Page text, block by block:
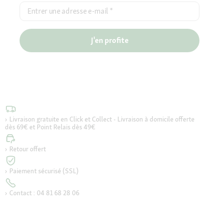
Entrer une adresse e-mail *
J'en profite
Livraison gratuite en Click et Collect - Livraison à domicile offerte
dès 69€ et Point Relais dès 49€
Retour offert
Paiement sécurisé (SSL)
Contact : 04 81 68 28 06